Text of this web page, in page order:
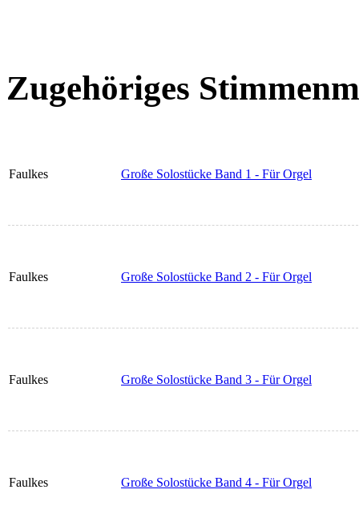
Zugehöriges
Faulkes Große Solostücke Band 1 - Für Orgel
Faulkes Große Solostücke Band 2 - Für Orgel
Faulkes Große Solostücke Band 3 - Für Orgel
Faulkes Große Solostücke Band 4 - Für Orgel